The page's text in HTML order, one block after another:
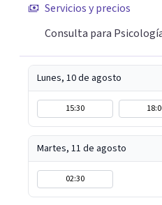
Mi lema es: PUEDES ESTAR
Servicios y precios
Consulta para
Lunes, 10 de agosto
15:30
Martes, 11 de agosto
02:30